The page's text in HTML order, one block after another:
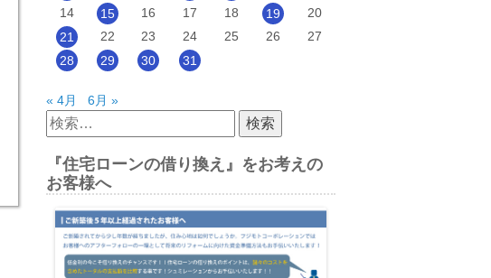
14
15 16 17 18 19
20
21
22 23 24 25 26
27
28
29 30 31
« 4月
6月 »
検
索:
『住宅ローンの借り換え』をお考えの
お客様へ